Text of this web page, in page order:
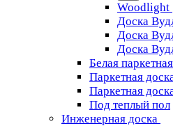
Woodlight
Доска
Доска
Доска
Белая
Паркетная
Паркетная
Под теплый пол
Инженерная доска